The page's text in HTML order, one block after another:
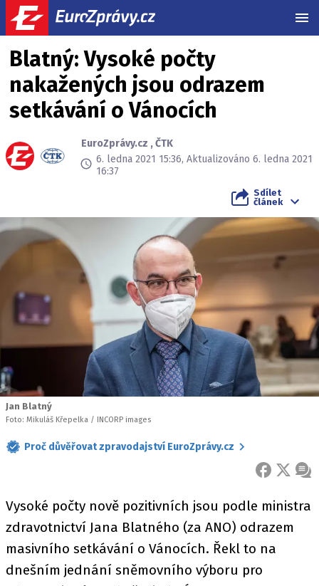
Blatný: Vysoké počty
nakažených jsou odrazem
setkávání o Vánocích
EuroZprávy.cz ,ČTK
6. ledna 2021 15:36, Aktualizováno 6. ledna 2021
16:37
Sdílet
článek
Jan Blatný
Foto: Mikuláš Křepelka / INCORP images
Proč důvěřovat zpravodajství EuroZprávy.cz
FACEBOOK
X
Vysoké počty nově pozitivních jsou podle ministra
zdravotnictví Jana Blatného (za ANO) odrazem
masivního setkávání o Vánocích. Řekl to na
dnešním jednání sněmovního výboru pro